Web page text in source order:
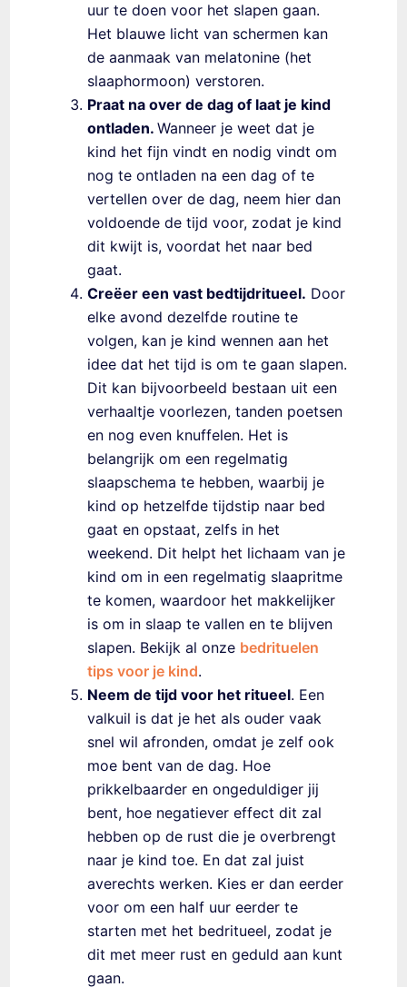
uur te doen voor het slapen gaan.
Het blauwe licht van schermen kan
de aanmaak van melatonine (het
slaaphormoon) verstoren.
Praat na over de dag of laat je kind
ontladen. Wanneer je weet dat je
kind het fijn vindt en nodig vindt om
nog te ontladen na een dag of te
vertellen over de dag, neem hier dan
voldoende de tijd voor, zodat je kind
dit kwijt is, voordat het naar bed
gaat.
Creëer een vast bedtijdritueel. Door
elke avond dezelfde routine te
volgen, kan je kind wennen aan het
idee dat het tijd is om te gaan slapen.
Dit kan bijvoorbeeld bestaan uit een
verhaaltje voorlezen, tanden poetsen
en nog even knuffelen. Het is
belangrijk om een regelmatig
slaapschema te hebben, waarbij je
kind op hetzelfde tijdstip naar bed
gaat en opstaat, zelfs in het
weekend. Dit helpt het lichaam van je
kind om in een regelmatig slaapritme
te komen, waardoor het makkelijker
is om in slaap te vallen en te blijven
slapen. Bekijk al onze bedrituelen
tips voor je kind.
Neem de tijd voor het ritueel. Een
valkuil is dat je het als ouder vaak
snel wil afronden, omdat je zelf ook
moe bent van de dag. Hoe
prikkelbaarder en ongeduldiger jij
bent, hoe negatiever effect dit zal
hebben op de rust die je overbrengt
naar je kind toe. En dat zal juist
averechts werken. Kies er dan eerder
voor om een half uur eerder te
starten met het bedritueel, zodat je
dit met meer rust en geduld aan kunt
gaan.